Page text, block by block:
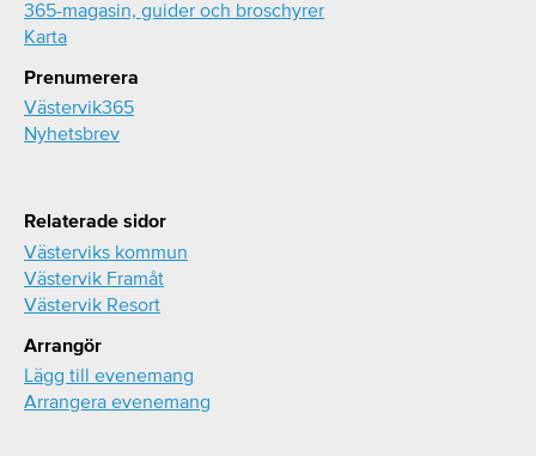
365-magasin, guider och broschyrer
Karta
Prenumerera
Västervik365
Nyhetsbrev
Relaterade sidor
Västerviks kommun
Västervik Framåt
Västervik Resort
Arrangör
Lägg till evenemang
Arrangera evenemang